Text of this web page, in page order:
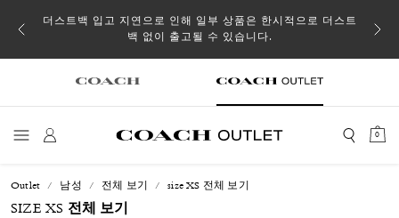
될 수
더스트백 입고 지연으로 인해 일부 상품은 한시적으로 더스트
백 없이 출고될 수 있습니다.
0
Outlet 남성 전체 보기 size XS 전체 보기
SIZE XS 전체 보기